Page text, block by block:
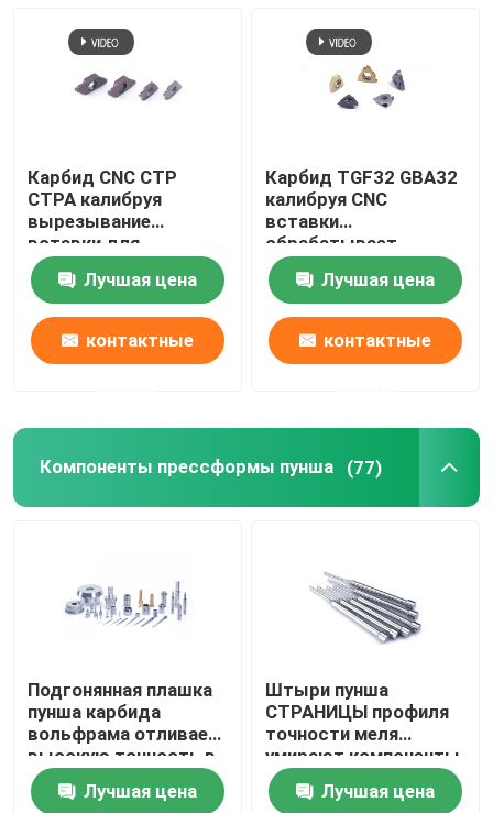
Карбид CNC CTP
CTPA калибруя
вырезывание
вставки для
обработки стальных
небольших частей
Лучшая цена
контактные
Карбид TGF32 GBA32
калибруя CNC
вставки
обрабатывает
Вертикальн-
установленную
точность на
токарном станке
Лучшая цена
контактные
Компоненты прессформы пунша (77)
Подгонянная плашка
пунша карбида
вольфрама отливает
высокую точность в
форму
Лучшая цена
Штыри пунша
СТРАНИЦЫ профиля
точности меля
умирают компоненты
для штемпелевать
работуЛучшая цена